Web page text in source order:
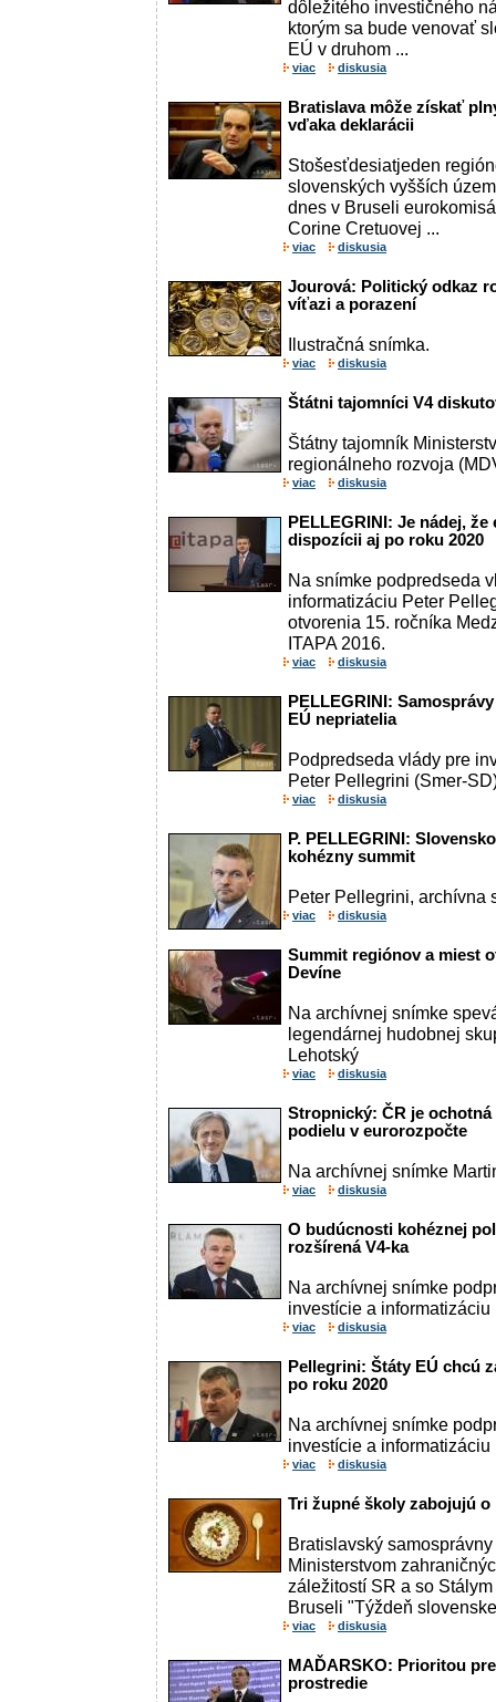
dôležitého investičného
ktorým sa bude venovať
EÚ v druhom ...
viac diskusia
Bratislava môže získať
vďaka deklarácii
Stošesťdesiatjeden
slovenských vyšších
dnes v Bruseli
Corine Cretuovej ...
viac diskusia
Jourová: Politický odkaz
víťazi a porazení
Ilustračná snímka.
viac diskusia
Štátni tajomníci V4
Štátny tajomník
regionálneho rozvoja
viac diskusia
PELLEGRINI: Je nádej,
dispozícii aj po roku 2020
Na snímke podpredseda
informatizáciu Peter
otvorenia 15. ročníka
ITAPA 2016.
viac diskusia
PELLEGRINI:
EÚ nepriatelia
Podpredseda vlády pre
Peter Pellegrini (Smer-
viac diskusia
P. PELLEGRINI:
kohézny summit
Peter Pellegrini, archívna
viac diskusia
Summit regiónov a miest
Devíne
Na archívnej snímke
legendárnej hudobnej
Lehotský
viac diskusia
Stropnický: ČR je
podielu v eurorozpočte
Na archívnej snímke
viac diskusia
O budúcnosti kohéznej
rozšírená V4-ka
Na archívnej snímke
investície a
viac diskusia
Pellegrini: Štáty EÚ chcú
po roku 2020
Na archívnej snímke
investície a
viac diskusia
Tri župné školy zabojujú o
Bratislavský
Ministerstvom
záležitostí SR a so
Bruseli "Týždeň
viac diskusia
MAĎARSKO: Prioritou
prostredie